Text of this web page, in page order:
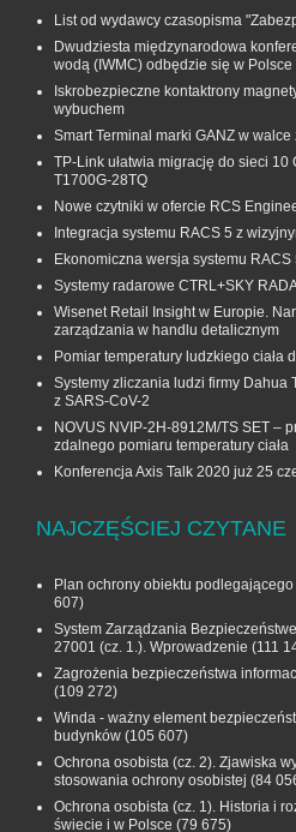
List od wydawcy czasopisma
Dwudziesta międzynarodowa
wodą (IWMC) odbędzie się w Polsce
Iskrobezpieczne kontaktrony
wybuchem
Smart Terminal marki GANZ w walce
TP-Link ułatwia migrację do sieci 10
T1700G‑28TQ
Nowe czytniki w ofercie RCS
Integracja systemu RACS 5 z
Ekonomiczna wersja systemu RACS
Systemy radarowe CTRL+SKY
Wisenet Retail Insight w Europie.
zarządzania w handlu detalicznym
Pomiar temperatury ludzkiego ciała
Systemy zliczania ludzi firmy Dahua
z SARS-CoV-2
NOVUS NVIP-2H-8912M/TS SET –
zdalnego pomiaru temperatury ciała
Konferencja Axis Talk 2020 już 25
NAJCZĘŚCIEJ CZYTANE
Plan ochrony obiektu
607)
System Zarządzania
27001 (cz. 1.). Wprowadzenie (111
Zagrożenia bezpieczeństwa
(109 272)
Winda - ważny element
budynków (105 607)
Ochrona osobista (cz. 2). Zjawiska
stosowania ochrony osobistej (84
Ochrona osobista (cz. 1). Historia i
świecie i w Polsce (79 675)